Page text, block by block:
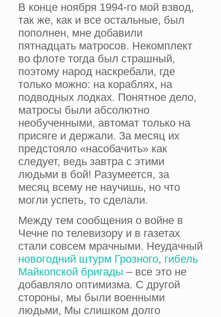
В конце ноября 1994-го мой взвод,
так же, как и все остальные, был
пополнен, мне добавили
пятнадцать матросов. Некомплект
во флоте тогда был страшный,
поэтому народ наскребали, где
только можно: на кораблях, на
подводных лодках. Понятное дело,
матросы были абсолютно
необученными, автомат только на
присяге и держали. За месяц их
предстояло «насобачить» как
следует, ведь завтра с этими
людьми в бой! Разу­меется, за
месяц всему не научишь, но что
могли успеть, то сделали.
Между тем сообщения о войне в
Чечне по телевизору и в газетах
стали совсем мрачными. Неудачный
новогодний штурм Грозного, гибель
Майкопской бригады – все это не
добавляло оптимиз­ма. С другой
стороны, мы были военными
людьми, Мы слишком долго